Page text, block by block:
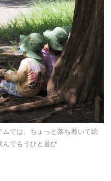
では、ちょっと落ち着いて絵
んでもうひと遊び